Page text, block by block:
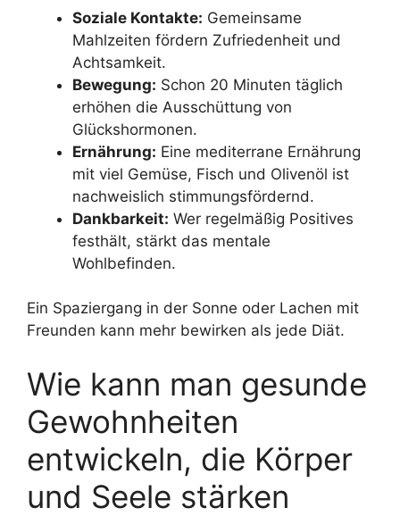
Soziale Kontakte: Gemeinsame
Mahlzeiten fördern Zufriedenheit und
Achtsamkeit.
Bewegung: Schon 20 Minuten täglich
erhöhen die Ausschüttung von
Glückshormonen.
Ernährung: Eine mediterrane Ernährung
mit viel Gemüse, Fisch und Olivenöl ist
nachweislich stimmungsfördernd.
Dankbarkeit: Wer regelmäßig Positives
festhält, stärkt das mentale
Wohlbefinden.
Ein Spaziergang in der Sonne oder Lachen mit
Freunden kann mehr bewirken als jede Diät.
Wie kann man gesunde
Gewohnheiten
entwickeln, die Körper
und Seele stärken